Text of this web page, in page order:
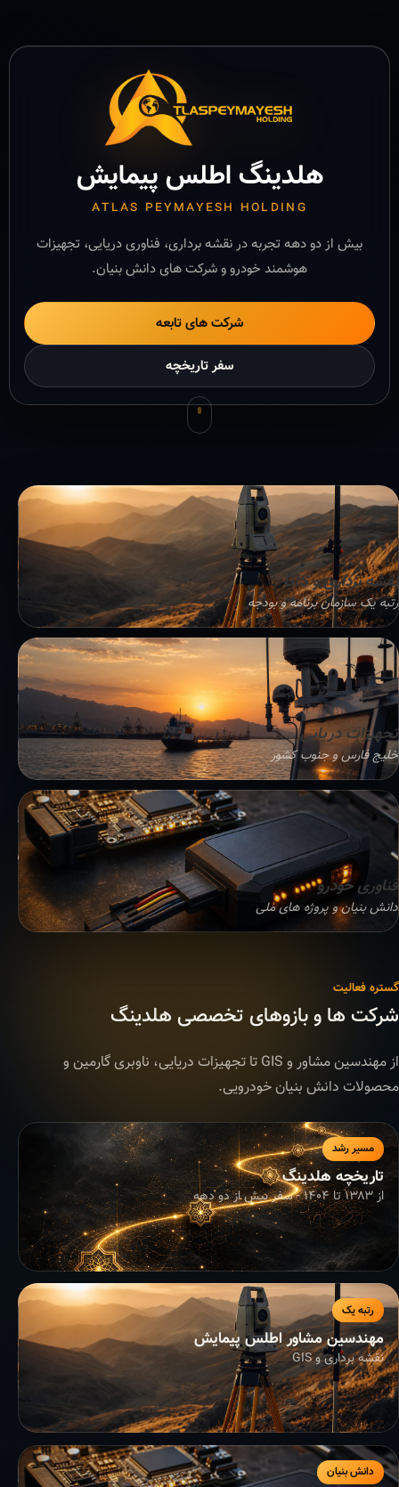
هلدینگ اطلس پیمایش
ATLAS PEYMAYESH HOLDING
بیش از دو دهه تجربه در نقشه برداری، فناوری دریایی، تجهیزات
هوشمند خودرو و شرکت های دانش بنیان.
شرکت های تابعه
سفر تاریخچه
نقشه برداری و GIS
رتبه یک سازمان برنامه و بودجه
تجهیزات دریایی
خلیج فارس و جنوب کشور
فناوری خودرو
دانش بنیان و پروژه های ملی
گستره فعالیت
شرکت ها و بازوهای تخصصی هلدینگ
از مهندسین مشاور و GIS تا تجهیزات دریایی، ناوبری گارمین و
محصولات دانش بنیان خودرویی.
مسیر رشد
تاریخچه هلدینگ
از ۱۳۸۳ تا ۱۴۰۴ - سفر بیش از دو دهه
رتبه یک
مهندسین مشاور اطلس پیمایش
نقشه برداری و GIS
دانش بنیان